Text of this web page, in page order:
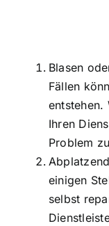
Blasen
Fällen
entstehen.
Ihren
Problem
einigen
selbst